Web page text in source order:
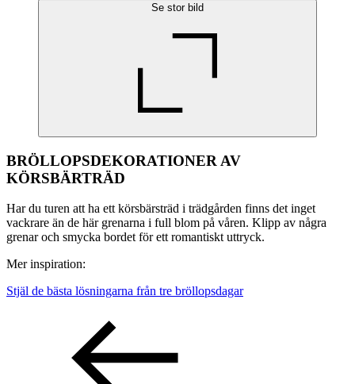
Se stor bild
BRÖLLOPSDEKORATIONER AV
KÖRSBÄRTRÄD
Har du turen att ha ett körsbärsträd i trädgården finns det inget
vackrare än de här grenarna i full blom på våren. Klipp av några
grenar och smycka bordet för ett romantiskt uttryck.
Mer inspiration:
Stjäl de bästa lösningarna från tre bröllopsdagar